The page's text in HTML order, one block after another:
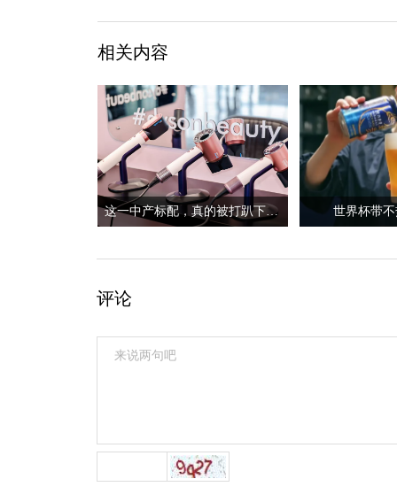
评论
相关内容
这一中产标配，真的被打趴下了？ 世界杯带